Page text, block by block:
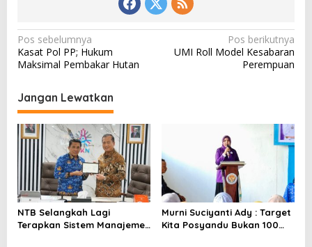
N
a
i
g
a
s
i
p
o
Pos sebelumnya
Kasat Pol PP; Hukum
Maksimal Pembakar Hutan
Pos berikutnya
UMI Roll Model Kesabaran
Perempuan
Jangan Lewatkan
NTB Selangkah Lagi
Terapkan Sistem Manajemen
Murni Suciyanti Ady : Target
Kita Posyandu Bukan 100